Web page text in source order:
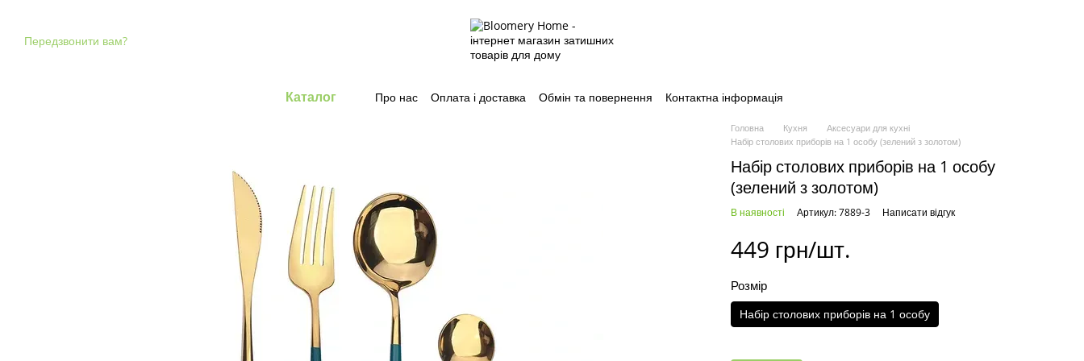
Передзвонити вам?
Каталог Про нас Оплата і доставка Обмін та повернення Контактна інформація
Головна Кухня
Аксесуари для кухні
Набір столових приборів на 1 особу (зелений з золотом)
Набір столових приборів на 1 особу
(зелений з золотом)
В наявності Артикул: 7889-3 Написати відгук
449 грн/шт.
Розмір
Набір столових приборів на 1 особу